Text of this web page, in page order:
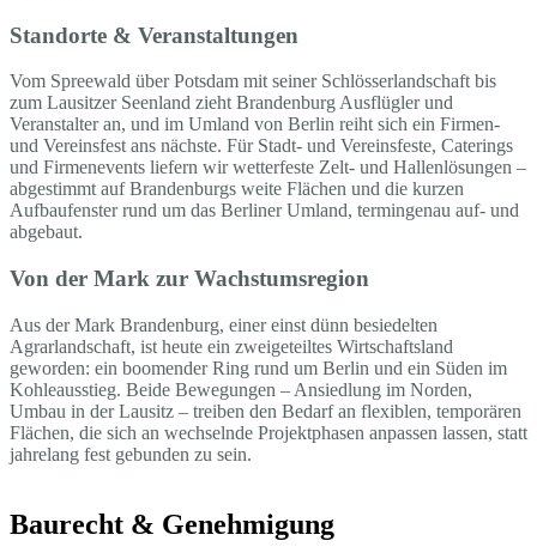
Standorte & Veranstaltungen
Vom Spreewald über Potsdam mit seiner Schlösserlandschaft bis
zum Lausitzer Seenland zieht Brandenburg Ausflügler und
Veranstalter an, und im Umland von Berlin reiht sich ein Firmen-
und Vereinsfest ans nächste. Für Stadt- und Vereinsfeste, Caterings
und Firmenevents liefern wir wetterfeste Zelt- und Hallenlösungen –
abgestimmt auf Brandenburgs weite Flächen und die kurzen
Aufbaufenster rund um das Berliner Umland, termingenau auf- und
abgebaut.
Von der Mark zur Wachstumsregion
Aus der Mark Brandenburg, einer einst dünn besiedelten
Agrarlandschaft, ist heute ein zweigeteiltes Wirtschaftsland
geworden: ein boomender Ring rund um Berlin und ein Süden im
Kohleausstieg. Beide Bewegungen – Ansiedlung im Norden,
Umbau in der Lausitz – treiben den Bedarf an flexiblen, temporären
Flächen, die sich an wechselnde Projektphasen anpassen lassen, statt
jahrelang fest gebunden zu sein.
Baurecht & Genehmigung